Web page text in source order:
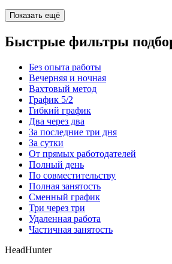
Показать ещё
Быстрые фильтры
Без опыта работы
Вечерняя и ночная
Вахтовый метод
График 5/2
Гибкий график
Два через два
За последние три дня
За сутки
От прямых работодателей
Полный день
По совместительству
Полная занятость
Сменный график
Три через три
Удаленная работа
Частичная занятость
HeadHunter